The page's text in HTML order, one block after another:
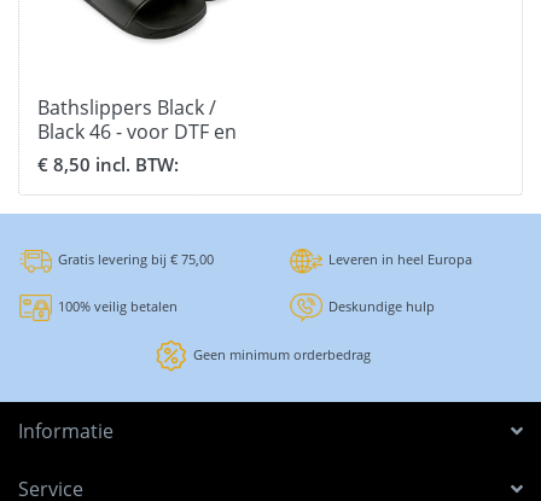
Bathslippers Black /
Black 46 - voor DTF en
Flex
€ 8,50 incl. BTW:
Gratis levering bij € 75,00 Leveren in heel Europa
100% veilig betalen Deskundige hulp
Geen minimum orderbedrag
Informatie
Service